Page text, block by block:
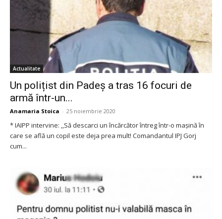
Actualitate
Un polițist din Padeș a tras 16 focuri de
armă într-un...
Anamaria Stoica - 25 noiembrie 2020
* IAIPP intervine: ,,Să descarci un încărcător întreg într-o mașină în
care se află un copil este deja prea mult! Comandantul IPJ Gorj
cum...